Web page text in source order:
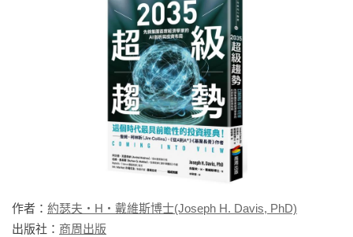
作者： 約瑟夫・H・戴維斯博士(Joseph H. Davis, PhD)
出版社： 商周出版